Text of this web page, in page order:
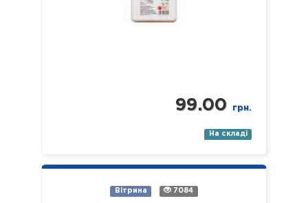
99.00 грн.
На складі
Вітрина 7084